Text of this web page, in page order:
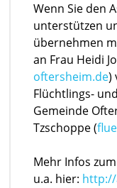
Wenn Sie den
unterstützen
übernehmen
an Frau Heidi
oftersheim.de)
Flüchtlings-
Gemeinde
Tzschoppe (
Mehr Infos
u.a. hier: http://